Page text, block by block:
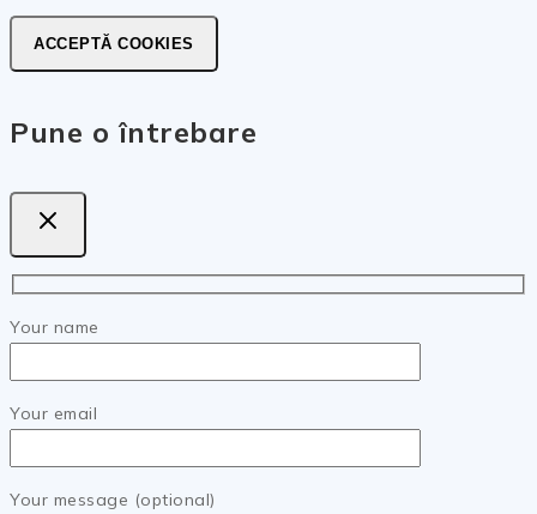
ACCEPTĂ COOKIES
Pune o întrebare
Your name
Your email
Your message (optional)